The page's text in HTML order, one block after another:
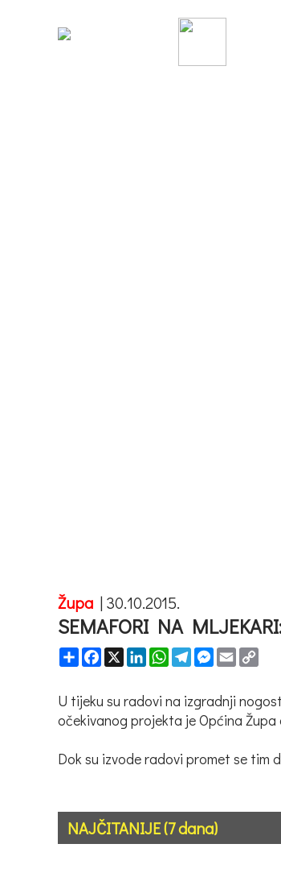
Župa | 30.10.2015.
SEMAFORI NA
ShareFacebook
X LinkedInWhatsApp
TelegramMessenger
Email
U tijeku su radovi na izgradnji
očekivanog projekta je Općina Župa
Dok su izvode radovi promet se tim
NAJČITANIJE (7 dana)